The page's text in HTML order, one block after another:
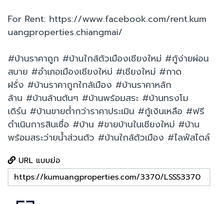
For Rent: https://www.facebook.com/rent.kum
uangproperties.chiangmai/
#บ้านราคาถูก #บ้านใกล้ตัวเมืองเชียงใหม่ #กู้ง่ายผ่อน
สบาย #อำเภอเมืองเชียงใหม่ #เชียงใหม่ #กาด
ฝรั่ง #บ้านราคาถูกใกล้เมือง #บ้านราคาหลัก
ล้าน #บ้านล้านต้นๆ #บ้านพร้อมสระ #บ้านทรงโม
เดิร์น #บ้านขายต่ำกว่าราคาประเมิน #กู้เงินเหลือ #ฟรี
ดำเนินการสินเชื่อ #บ้าน #ขายบ้านในเชียงใหม่ #บ้าน
พร้อมสระว่ายน้ำส่วนตัว #บ้านใกล้ตัวเมือง #ไลฟ์สไตล์
URL แบบย่อ